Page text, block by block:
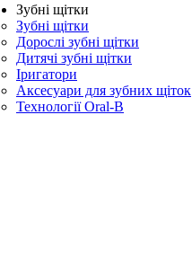
Зубні щітки
Зубні щітки
Дорослі зубні щітки
Дитячі зубні щітки
Іригатори
Аксесуари для зубних щіток
Технології Oral-B